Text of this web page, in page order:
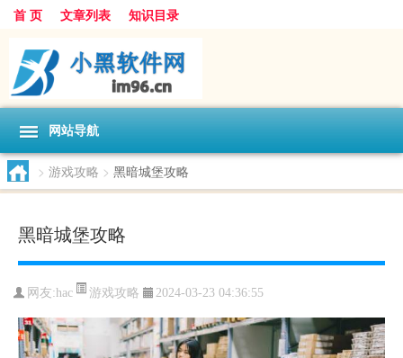
首 页 文章列表 知识目录
网站导航
> 游戏攻略 > 黑暗城堡攻略
黑暗城堡攻略
网友:hac 游戏攻略 2024-03-23 04:36:55